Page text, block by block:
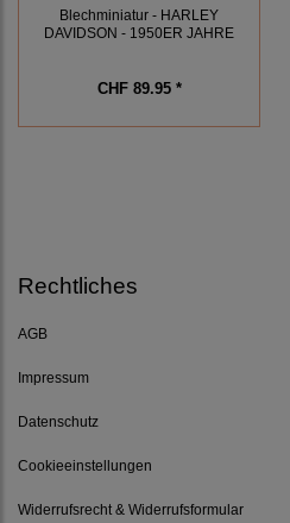
Blechminiatur - HARLEY
DAVIDSON - 1950ER JAHRE
CHF 89.95 *
Rechtliches
AGB
Impressum
Datenschutz
Cookieeinstellungen
Widerrufsrecht & Widerrufsformular